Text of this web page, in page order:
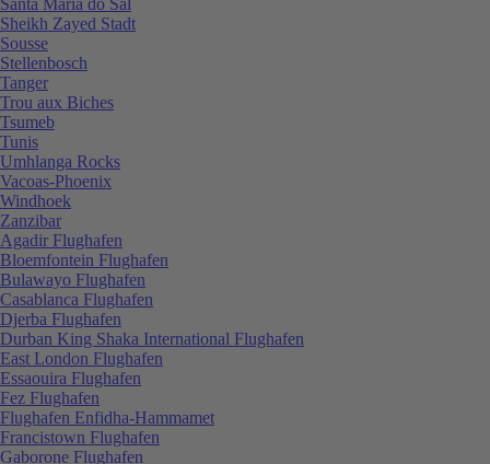
Sheikh Zayed Stadt
Sousse
Stellenbosch
Tanger
Trou aux Biches
Tsumeb
Tunis
Umhlanga Rocks
Vacoas-Phoenix
Windhoek
Zanzibar
Agadir Flughafen
Bloemfontein Flughafen
Bulawayo Flughafen
Casablanca Flughafen
Djerba Flughafen
Durban King Shaka International Flughafen
East London Flughafen
Essaouira Flughafen
Fez Flughafen
Flughafen Enfidha-Hammamet
Francistown Flughafen
Gaborone Flughafen